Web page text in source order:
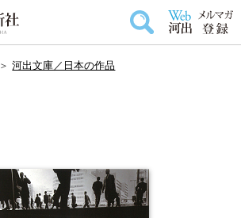
＞河出文庫／日本の作品